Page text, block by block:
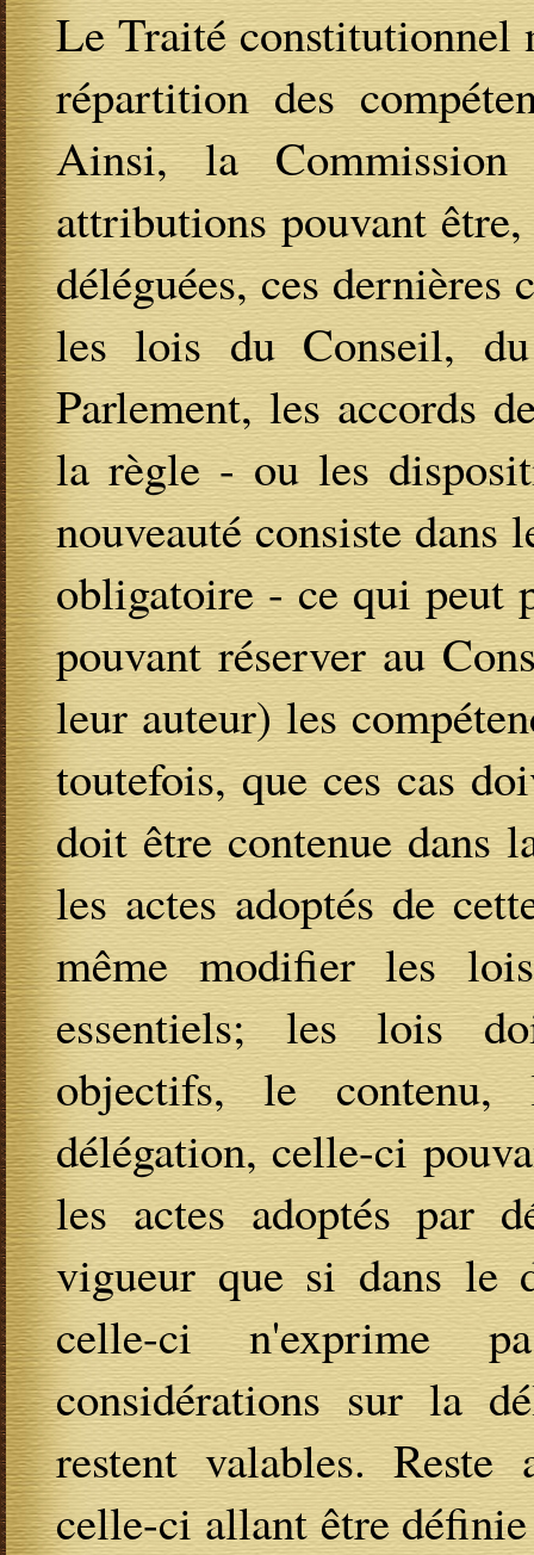
Le Traité constitutionnel
répartition des
Ainsi, la
attributions pouvant
déléguées, ces
les lois du Conseil,
Parlement, les accords
la règle - ou les
nouveauté consiste dans
obligatoire - ce qui peut
pouvant réserver au
leur auteur) les
toutefois, que ces cas
doit être contenue dans
les actes adoptés de
même modifier les
essentiels; les lois
objectifs, le
délégation, celle-ci
les actes adoptés par
vigueur que si dans
celle-ci n'exprime
considérations sur la
restent valables.
celle-ci allant être